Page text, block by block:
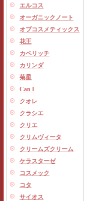
エルコス
オーガニックノート
オブコスメティックス
花王
カペリッチ
カリンダ
菊星
Can I
クオレ
クラシエ
クリエ
クリムヴィータ
クリームズクリーム
ケラスターゼ
コスメック
コタ
サイオス